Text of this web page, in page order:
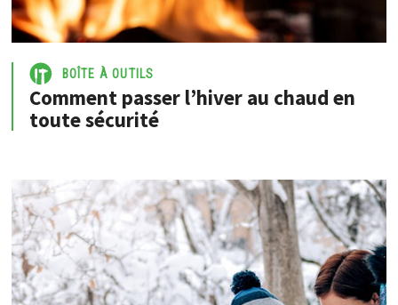
BOÎTE À OUTILS
Comment passer l’hiver au chaud en
toute sécurité